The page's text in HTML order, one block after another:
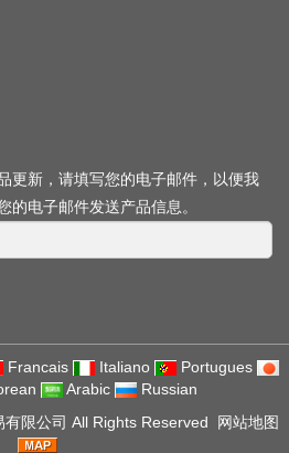
更新，请填写您的电子邮件，以便我
的电子邮件发送产品信息。
Francais Italiano
Portugues
Arabic
Russian
限公司 All Rights Reserved 网站地图